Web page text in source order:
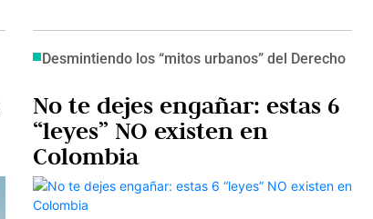
Desmintiendo los “mitos urbanos” del Derecho
No te dejes engañar: estas 6
“leyes” NO existen en
Colombia